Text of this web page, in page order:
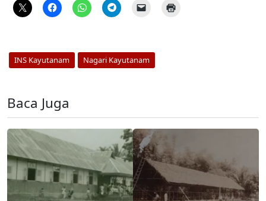
INS Kayutanam Nagari Kayutanam
Baca Juga